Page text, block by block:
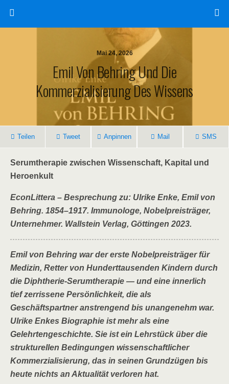
Mai 24, 2026
Emil Von Behring Und Die
Kommerzialisierung Des Wissens
Teilen Tweet Anpinnen Mail SMS
Serumtherapie zwischen Wissenschaft, Kapital und
Heroenkult
EconLittera – Besprechung zu: Ulrike Enke, Emil von
Behring. 1854–1917. Immunologe, Nobelpreisträger,
Unternehmer. Wallstein Verlag, Göttingen 2023.
Emil von Behring war der erste Nobelpreisträger für
Medizin, Retter von Hunderttausenden Kindern durch
die Diphtherie-Serumtherapie — und eine innerlich
tief zerrissene Persönlichkeit, die als
Geschäftspartner anstrengend bis unangenehm war.
Ulrike Enkes Biographie ist mehr als eine
Gelehrtengeschichte. Sie ist ein Lehrstück über die
strukturellen Bedingungen wissenschaftlicher
Kommerzialisierung, das in seinen Grundzügen bis
heute nichts an Aktualität verloren hat.